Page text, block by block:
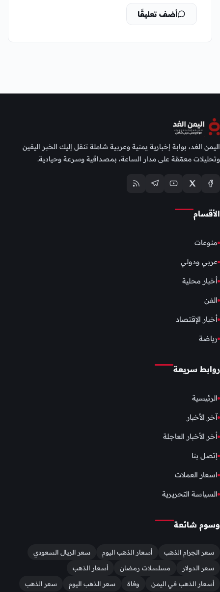
أضف تعليقًا
اليمن الغد، بوابة إخبارية يمنية وعربية شاملة تنقل إليك الخبر اليقين
وتحليلات معمّقة على مدار الساعة، بمصداقية وسرعة وحيادية.
الأقسام
منوعات
عربي ودولي
أخبار محلية
الفن
أخبار الإقتصاد
رياضة
روابط سريعة
الرئيسية
آخر الأخبار
أخر الأخبار العاجلة
إتصل بنا
اسعار العملات
السياسة التحريرية
وسوم شائعة
سعر الجرام الذهب أسعار الذهب اليوم
سعر الريال السعودي
سعر الدولار
مسلسلات رمضان
أسعار الذهب
أسعار الذهب في اليمن
وفاة سعر الذهب اليوم سعر الذهب